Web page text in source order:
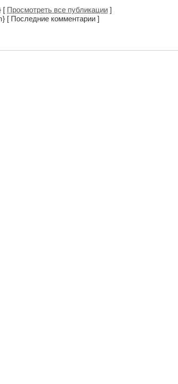
[ Просмотреть все публикации ]
[ Последние комментарии ]